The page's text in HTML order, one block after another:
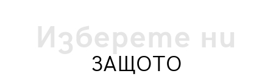
Изберете ни
ЗАЩОТО